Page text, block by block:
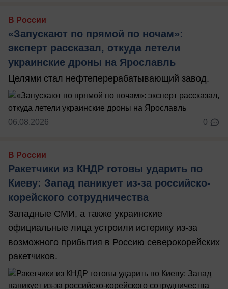
В России
«Запускают по прямой по ночам»:
эксперт рассказал, откуда летели
украинские дроны на Ярославль
Целями стал нефтеперерабатывающий завод.
06.08.2026 0
В России
Ракетчики из КНДР готовы ударить по
Киеву: Запад паникует из-за российско-
корейского сотрудничества
Западные СМИ, а также украинские
официальные лица устроили истерику из-за
возможного прибытия в Россию северокорейских
ракетчиков.